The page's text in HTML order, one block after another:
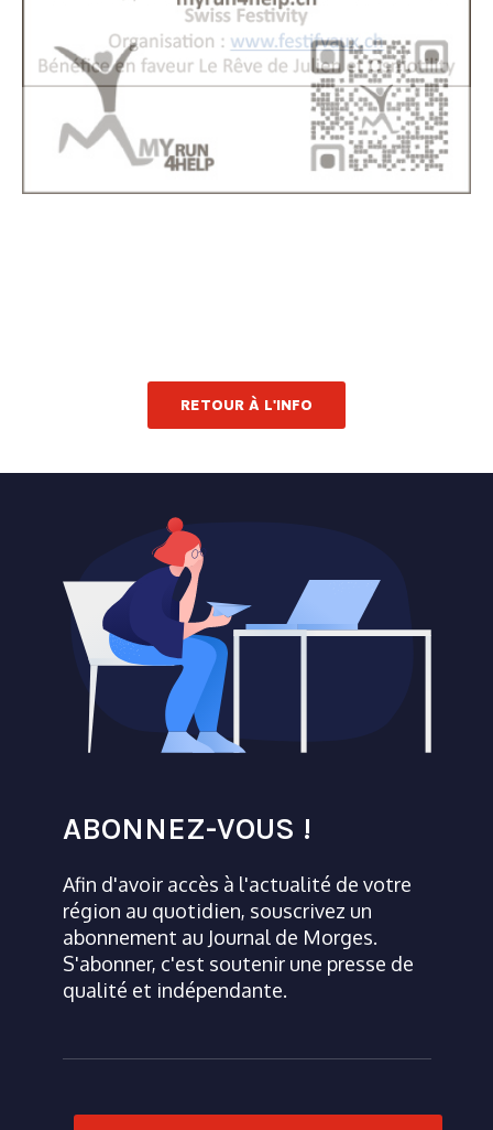
RETOUR À L'INFO
ABONNEZ-VOUS !
Afin d'avoir accès à l'actualité de votre
région au quotidien, souscrivez un
abonnement au Journal de Morges.
S'abonner, c'est soutenir une presse de
qualité et indépendante.